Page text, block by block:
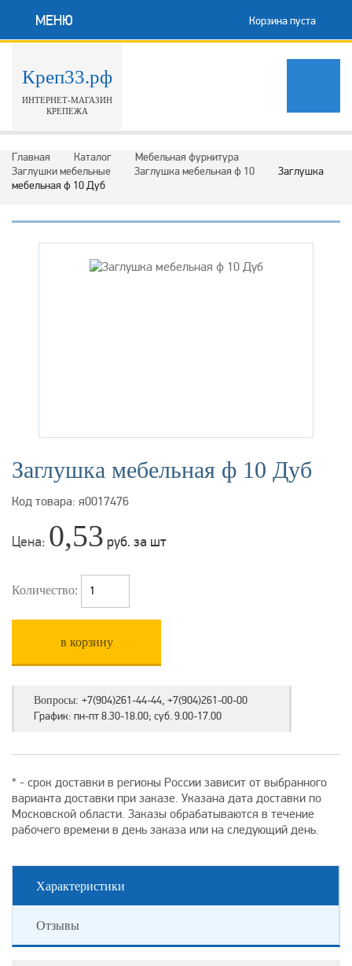
МЕНЮ Корзина пуста
Креп33.рф
ИНТЕРНЕТ-МАГАЗИН
КРЕПЕЖА
Главная Каталог
Мебельная фурнитура
Заглушки мебельные
Заглушка мебельная ф 10
Заглушка
мебельная ф 10 Дуб
Заглушка мебельная ф 10 Дуб
Код товара: я0017476
Цена: 0,53 руб. за шт
Количество:
в корзину
Вопросы: +7(904)261-44-44, +7(904)261-00-00
График: пн-пт 8.30-18.00; суб. 9.00-17.00
* - срок доставки в регионы России зависит от выбранного
варианта доставки при заказе. Указана дата доставки по
Московской области. Заказы обрабатываются в течение
рабочего времени в день заказа или на следующий день.
Характеристики
Отзывы